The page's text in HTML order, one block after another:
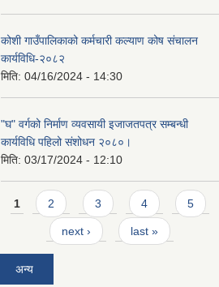
कोशी गाउँपालिकाको कर्मचारी कल्याण कोष संचालन
कार्यविधि-२०८२
मिति: 04/16/2024 - 14:30
"घ" वर्गको निर्माण व्यवसायी इजाजतपत्र सम्बन्धी
कार्यविधि पहिलो संशोधन २०८०।
मिति: 03/17/2024 - 12:10
Pages
1 2 3 4 5
next › last »
अन्य